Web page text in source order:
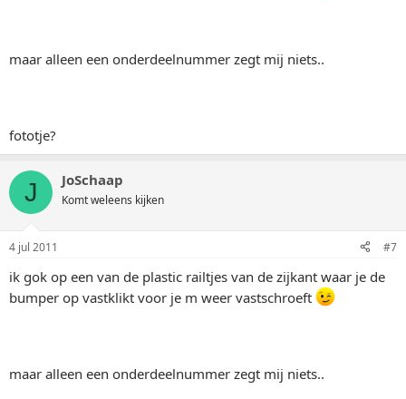
maar alleen een onderdeelnummer zegt mij niets..
fototje?
J JoSchaap
Komt weleens kijken
4 jul 2011 #7
ik gok op een van de plastic railtjes van de zijkant waar je de
bumper op vastklikt voor je m weer vastschroeft
maar alleen een onderdeelnummer zegt mij niets..